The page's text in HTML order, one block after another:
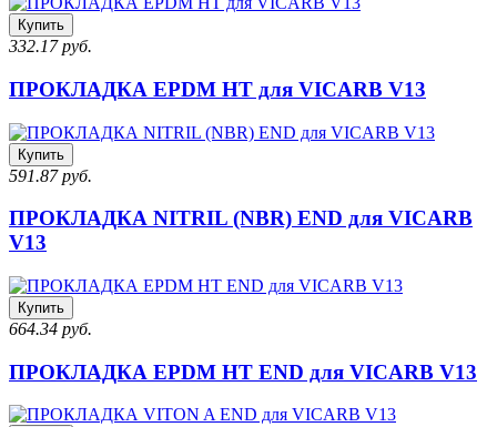
Купить
332.17 руб.
ПРОКЛАДКА EPDM HT для VICARB V13
Купить
591.87 руб.
ПРОКЛАДКА NITRIL (NBR) END для VICARB
V13
Купить
664.34 руб.
ПРОКЛАДКА EPDM HT END для VICARB V13